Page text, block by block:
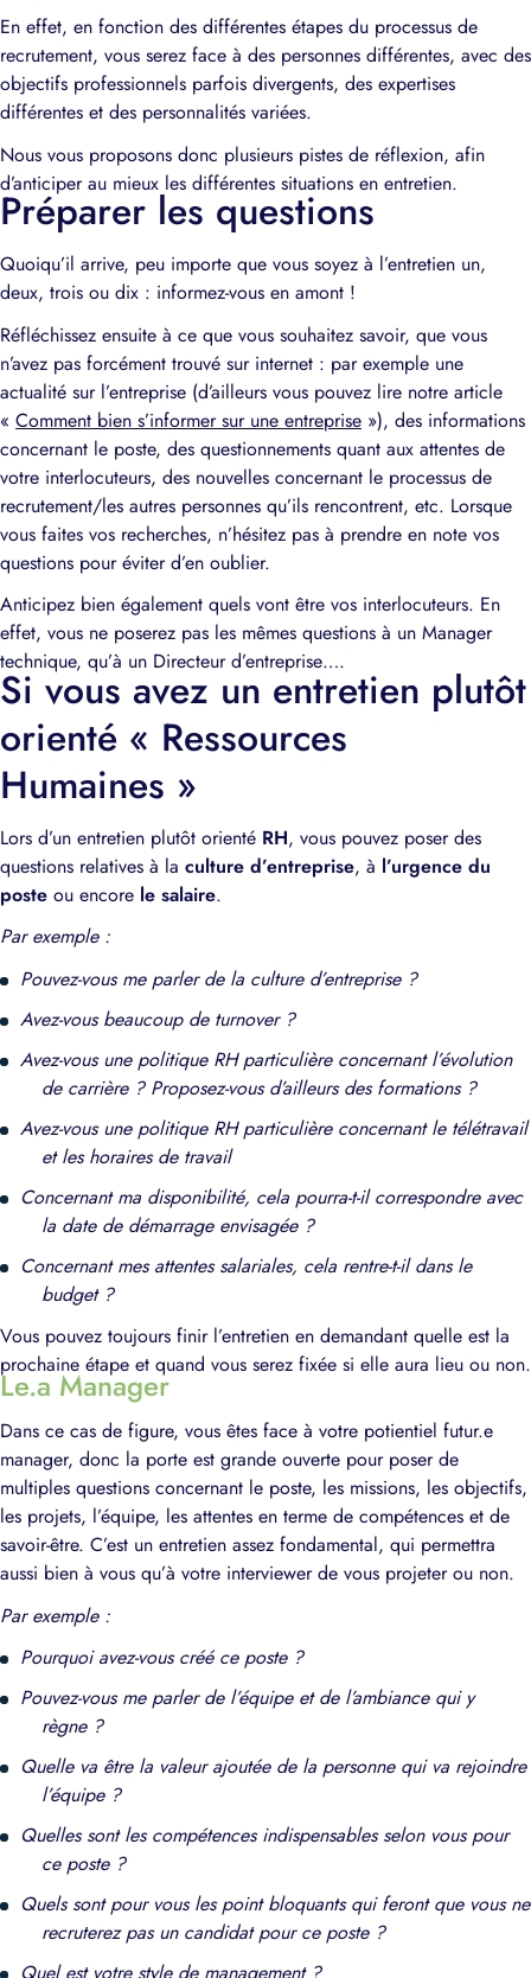
En effet, en fonction des différentes étapes du processus de
recrutement, vous serez face à des personnes différentes, avec des
objectifs professionnels parfois divergents, des expertises
différentes et des personnalités variées.
Nous vous proposons donc plusieurs pistes de réflexion, afin
d’anticiper au mieux les différentes situations en entretien.
Préparer les questions
Quoiqu’il arrive, peu importe que vous soyez à l’entretien un,
deux, trois ou dix : informez-vous en amont !
Réfléchissez ensuite à ce que vous souhaitez savoir, que vous
n’avez pas forcément trouvé sur internet : par exemple une
actualité sur l’entreprise (d’ailleurs vous pouvez lire notre article
« Comment bien s’informer sur une entreprise »), des informations
concernant le poste, des questionnements quant aux attentes de
votre interlocuteurs, des nouvelles concernant le processus de
recrutement/les autres personnes qu’ils rencontrent, etc. Lorsque
vous faites vos recherches, n’hésitez pas à prendre en note vos
questions pour éviter d’en oublier.
Anticipez bien également quels vont être vos interlocuteurs. En
effet, vous ne poserez pas les mêmes questions à un Manager
technique, qu’à un Directeur d’entreprise….
Si vous avez un entretien plutôt
orienté « Ressources
Humaines »
Lors d’un entretien plutôt orienté RH, vous pouvez poser des
questions relatives à la culture d’entreprise, à l’urgence du
poste ou encore le salaire.
Par exemple :
Pouvez-vous me parler de la culture d’entreprise ?
Avez-vous beaucoup de turnover ?
Avez-vous une politique RH particulière concernant l’évolution
de carrière ? Proposez-vous d’ailleurs des formations ?
Avez-vous une politique RH particulière concernant le télétravail
et les horaires de travail
Concernant ma disponibilité, cela pourra-t-il correspondre avec
la date de démarrage envisagée ?
Concernant mes attentes salariales, cela rentre-t-il dans le
budget ?
Vous pouvez toujours finir l’entretien en demandant quelle est la
prochaine étape et quand vous serez fixée si elle aura lieu ou non.
Le.a Manager
Dans ce cas de figure, vous êtes face à votre potientiel futur.e
manager, donc la porte est grande ouverte pour poser de
multiples questions concernant le poste, les missions, les objectifs,
les projets, l’équipe, les attentes en terme de compétences et de
savoir-être. C’est un entretien assez fondamental, qui permettra
aussi bien à vous qu’à votre interviewer de vous projeter ou non.
Par exemple :
Pourquoi avez-vous créé ce poste ?
Pouvez-vous me parler de l’équipe et de l’ambiance qui y
règne ?
Quelle va être la valeur ajoutée de la personne qui va rejoindre
l’équipe ?
Quelles sont les compétences indispensables selon vous pour
ce poste ?
Quels sont pour vous les point bloquants qui feront que vous ne
recruterez pas un candidat pour ce poste ?